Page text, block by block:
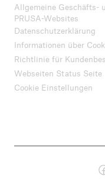
Allgemeine Geschäfts-
PRUSA-Websites
Datenschutzerklärung
Informationen über
Richtlinie für
Webseiten Status Seite
Cookie Einstellungen